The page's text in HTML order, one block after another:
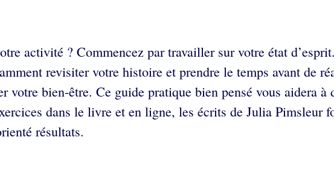
activité ? Commencez par travailler sur votre état
revisiter votre histoire et prendre le temps avant de
votre bien-être. Ce guide pratique bien pensé vous aidera
dans le livre et en ligne, les écrits de Julia Pimsleur
résultats.